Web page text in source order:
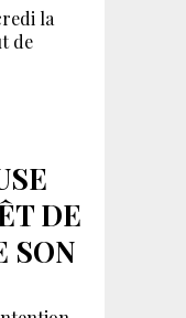
la
de
DE
SON